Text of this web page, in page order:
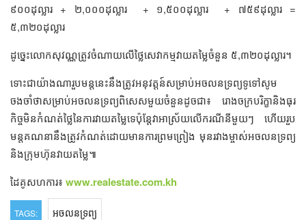
៩០០ដុល្លារ + ២,០០០ដុល្លារ + ១,៥០០ដុល្លារ + ៧៥៩ដុល្លារ =
៥,៣២០ដុល្លារ
ដូច្នេះលោកសុវណ្ណត្រូវចំណាយលើថ្លៃសេវាកម្មវាយតម្លៃចំនួន ៥,៣២០ដុល្លារ។
ទោះជាយ៉ាងណារួបមន្តនេះនឹងត្រូវអនុវត្តន៍សម្រាប់អចលនទ្រព្យទូទៅសូម
ចងចាំថាសម្រា​ប់អចលនទ្រព្យពិសេសមួយចំនួនដូចជា៖ រោងចក្របរិក្ខានិងធុរ
កិច្ចមិនកំណត់ថ្លៃនៃការវាយតម្លៃទេប៉ុន្តែវាអាស្រ័យលើករណីនីមួយៗ ហើយរួប
មន្តគណនានឹងត្រូវកំណត់ដោយមានការព្រមព្រៀង មុនរវាងម្ចាស់អចលនទ្រព្យ
និងក្រុមហ៊ុនវាយតម្លៃ៕
ដៃគូសហការ៖ www.realestate.com.kh
TAGS: អចលនទ្រព្យ